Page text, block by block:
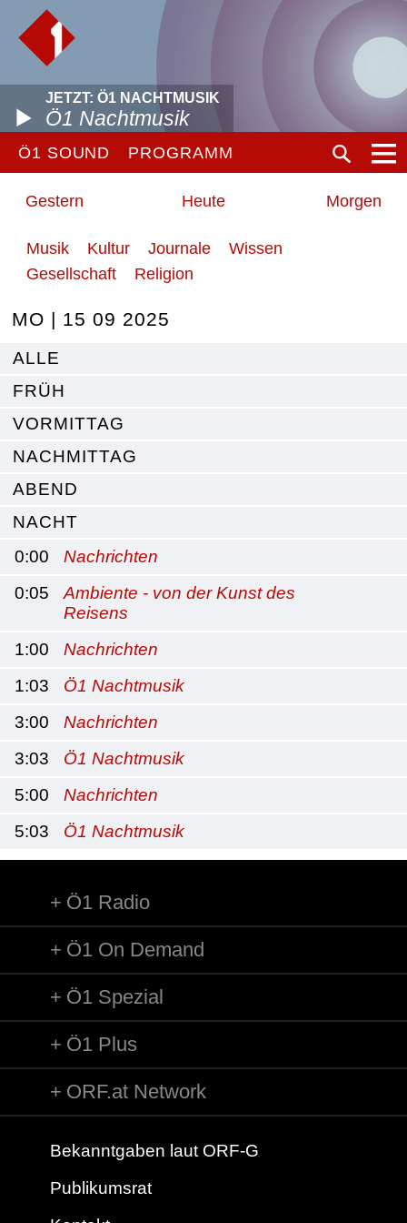
JETZT: Ö1 NACHTMUSIK
Ö1 Nachtmusik
Ö1 SOUND PROGRAMM
Gestern Heute Morgen
Musik Kultur Journale
Wissen
Gesellschaft
Religion
MO | 15 09 2025
ALLE
FRÜH
VORMITTAG
NACHMITTAG
ABEND
NACHT
0:00
Nachrichten
0:05
Ambiente - von der Kunst des
Reisens
1:00
Nachrichten
1:03
Ö1 Nachtmusik
3:00
Nachrichten
3:03
Ö1 Nachtmusik
5:00
Nachrichten
5:03
Ö1 Nachtmusik
Ö1 Radio
Ö1 On Demand
Ö1 Spezial
Ö1 Plus
ORF.at Network
Bekanntgaben laut ORF-G
Publikumsrat